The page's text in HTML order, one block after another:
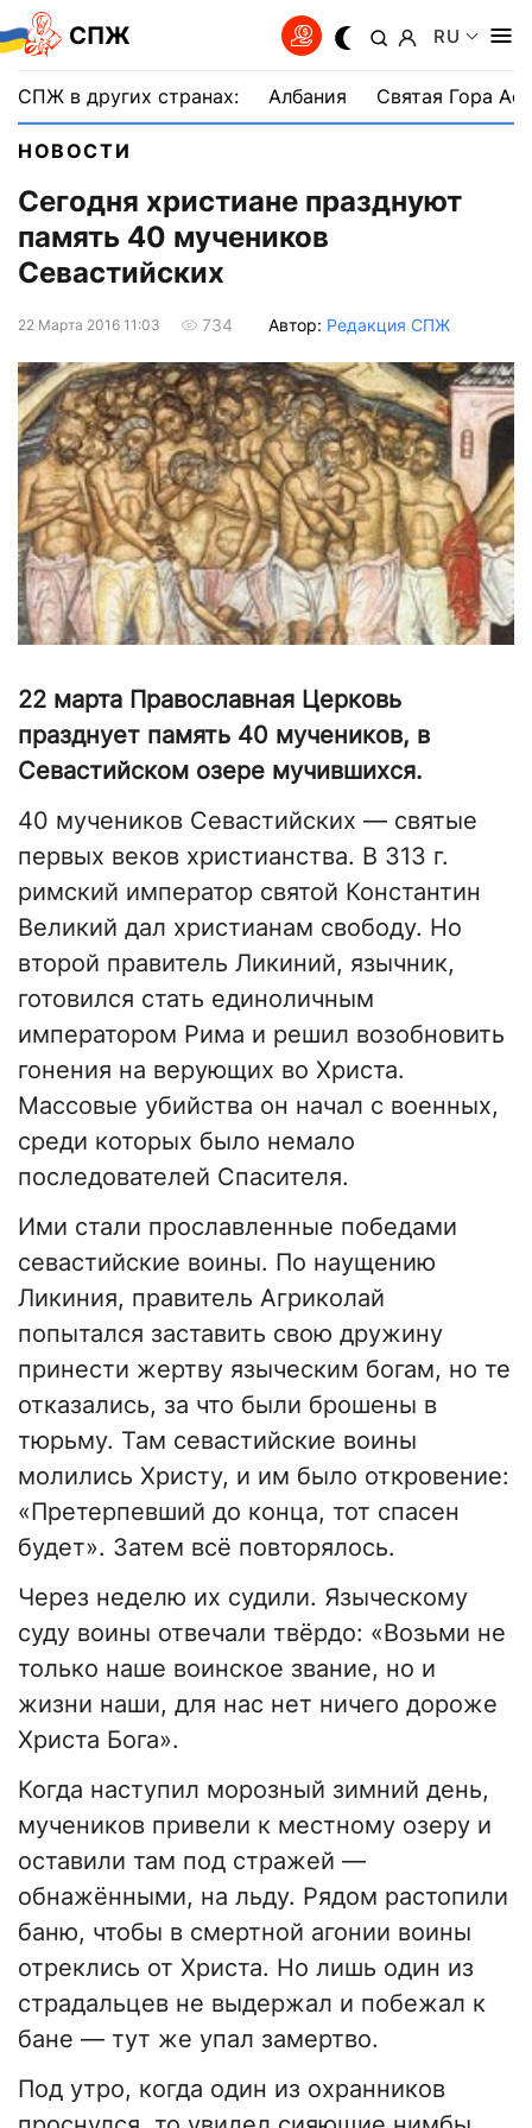
СПЖ RU
СПЖ в других странах: Албания Святая Гора
НОВОСТИ
Сегодня христиане празднуют
память 40 мучеников
Севастийских
22 Марта 2016 11:03 734 Автор: Редакция СПЖ
22 марта Православная Церковь
празднует память 40 мучеников, в
Севастийском озере мучившихся.
40 мучеников Севастийских — святые
первых веков христианства. В 313 г.
римский император святой Константин
Великий дал христианам свободу. Но
второй правитель Ликиний, язычник,
готовился стать единоличным
императором Рима и решил возобновить
гонения на верующих во Христа.
Массовые убийства он начал с военных,
среди которых было немало
последователей Спасителя.
Ими стали прославленные победами
севастийские воины. По наущению
Ликиния, правитель Агриколай
попытался заставить свою дружину
принести жертву языческим богам, но те
отказались, за что были брошены в
тюрьму. Там севастийские воины
молились Христу, и им было откровение:
«Претерпевший до конца, тот спасен
будет». Затем всё повторялось.
Через неделю их судили. Языческому
суду воины отвечали твёрдо: «Возьми не
только наше воинское звание, но и
жизни наши, для нас нет ничего дороже
Христа Бога».
Когда наступил морозный зимний день,
мучеников привели к местному озеру и
оставили там под стражей —
обнажёнными, на льду. Рядом растопили
баню, чтобы в смертной агонии воины
отреклись от Христа. Но лишь один из
страдальцев не выдержал и побежал к
бане — тут же упал замертво.
Под утро, когда один из охранников